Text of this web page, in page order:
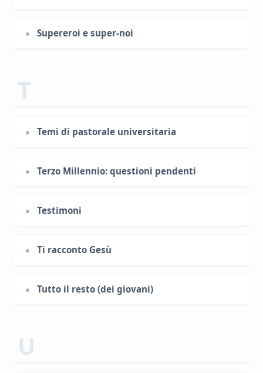
Supereroi e super-noi
T
Temi di pastorale universitaria
Terzo Millennio: questioni pendenti
Testimoni
Ti racconto Gesù
Tutto il resto (dei giovani)
U